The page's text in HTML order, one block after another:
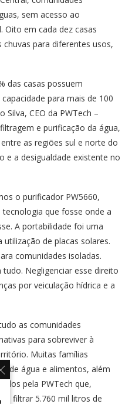
sem acesso ao
Oito em cada dez casas
para diferentes usos,
das casas possuem
para mais de 100
Silva, CEO da PWTech –
e purificação da água,
as regiões sul e norte do
e a desigualdade existente no
o purificador PW5660,
que fosse onde a
A portabilidade foi uma
de placas solares.
comunidades isoladas.
Negligenciar esse direito
por veiculação hídrica e a
as comunidades
para sobreviver à
Muitas famílias
de água e alimentos, além
pela PWTech que,
filtrar 5.760 mil litros de